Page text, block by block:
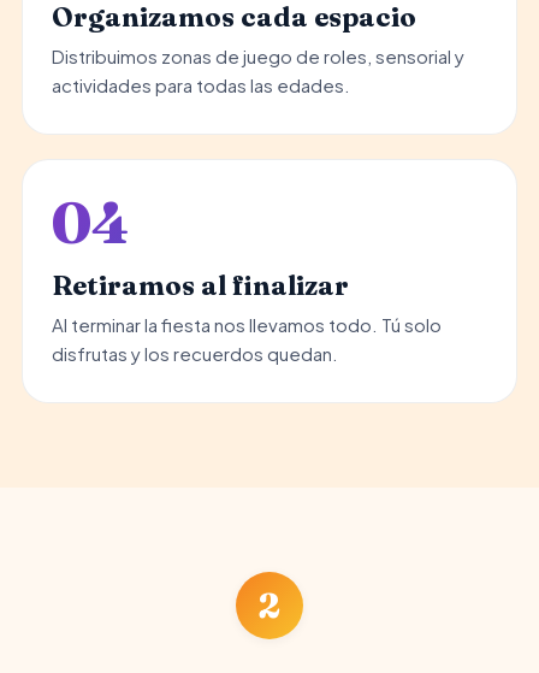
Organizamos cada espacio
Distribuimos zonas de juego de roles, sensorial y
actividades para todas las edades.
04
Retiramos al finalizar
Al terminar la fiesta nos llevamos todo. Tú solo
disfrutas y los recuerdos quedan.
2